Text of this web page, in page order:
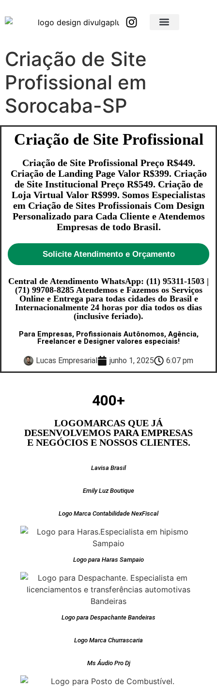
Criação de Site
Profissional em
Sorocaba-SP
Criação de Site Profissional
Criação de Site Profissional Preço R$449.
Criação de Landing Page Valor R$399. Criação
de Site Institucional Preço R$549. Criação de
Loja Virtual Valor R$999. Somos Especialistas
em Criação de Sites Profissionais Com Design
Personalizado para Cada Cliente e Atendemos
Empresas de todo Brasil.
Solicite Atendimento e Orçamento
Central de Atendimento WhatsApp: (11) 95311-1503 |
(71) 99708-8285 Atendemos e Fazemos os Serviços
Online e Entrega para todas cidades do Brasil e
Internacionalmente 24 horas por dia todos os dias
(inclusive feriado).
Para Empresas, Profissionais Autônomos, Agência,
Freelancer e Designer valores especiais!
Lucas Empresarial junho 1, 2025 6:07 pm
400+
LOGOMARCAS QUE JÁ
DESENVOLVEMOS PARA EMPRESAS
E NEGÓCIOS E NOSSOS CLIENTES.
Lavisa Brasil
Emily Luz Boutique
Logo Marca Contabilidade NexFiscal
Logo para Haras Sampaio
Logo para Despachante Bandeiras
Logo Marca Churrascaria
Ms Áudio Pro Dj